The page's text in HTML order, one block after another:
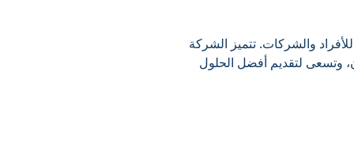
والشركات. تتميز الشركة
وتسعى لتقديم أفضل الحلول